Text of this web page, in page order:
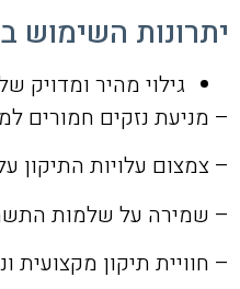
יתרונות השימוש ב
גילוי מהיר ומדויק
– מניעת נזקים חמורים
– צמצום עלויות התיקון
– שמירה על שלמות
– חוויית תיקון מקצועית